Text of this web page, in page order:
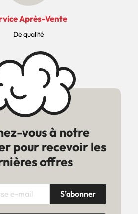
Après-Vente
De qualité
vous à notre
pour recevoir les
offres